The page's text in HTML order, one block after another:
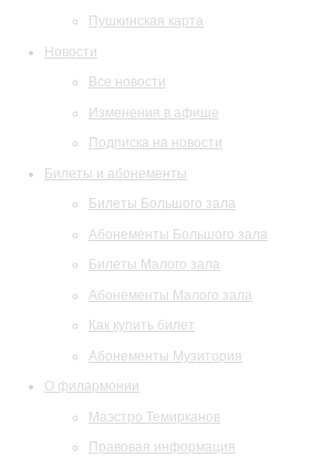
Пушкинская карта
Новости
Все новости
Изменения в афише
Подписка на новости
Билеты и абонементы
Билеты Большого зала
Абонементы Большого зала
Билеты Малого зала
Абонементы Малого зала
Как купить билет
Абонементы Музитория
О филармонии
Маэстро Темирканов
Правовая информация